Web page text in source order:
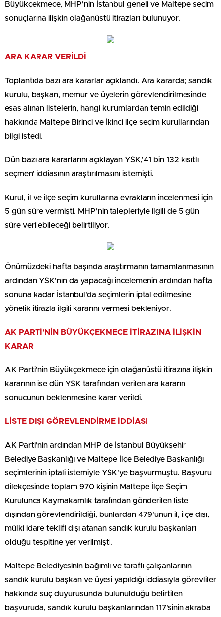
Büyükçekmece, MHP'nin İstanbul geneli ve Maltepe seçim
sonuçlarına ilişkin olağanüstü itirazları bulunuyor.
ARA KARAR VERİLDİ
Toplantıda bazı ara kararlar açıklandı. Ara kararda; sandık
kurulu, başkan, memur ve üyelerin görevlendirilmesinde
esas alınan listelerin, hangi kurumlardan temin edildiği
hakkında Maltepe Birinci ve İkinci ilçe seçim kurullarından
bilgi istedi.
Dün bazı ara kararlarını açıklayan YSK,'41 bin 132 kısıtlı
seçmen' iddiasının araştırılmasını istemişti.
Kurul, il ve ilçe seçim kurullarına evrakların incelenmesi için
5 gün süre vermişti. MHP'nin talepleriyle ilgili de 5 gün
süre verilebileceği belirtiliyor.
Önümüzdeki hafta başında araştırmanın tamamlanmasının
ardından YSK'nın da yapacağı incelemenin ardından hafta
sonuna kadar İstanbul'da seçimlerin iptal edilmesine
yönelik itirazla ilgili kararını vermesi bekleniyor.
AK PARTİ'NİN BÜYÜKÇEKMECE İTİRAZINA İLİŞKİN
KARAR
AK Parti'nin Büyükçekmece için olağanüstü itirazına ilişkin
kararının ise dün YSK tarafından verilen ara kararın
sonucunun beklenmesine karar verildi.
LİSTE DIŞI GÖREVLENDİRME İDDİASI
AK Parti'nin ardından MHP de İstanbul Büyükşehir
Belediye Başkanlığı ve Maltepe İlçe Belediye Başkanlığı
seçimlerinin iptali istemiyle YSK'ye başvurmuştu. Başvuru
dilekçesinde toplam 970 kişinin Maltepe İlçe Seçim
Kurulunca Kaymakamlık tarafından gönderilen liste
dışından görevlendirildiği, bunlardan 479'unun il, ilçe dışı,
mülki idare teklifi dışı atanan sandık kurulu başkanları
olduğu tespitine yer verilmişti.
Maltepe Belediyesinin bağımlı ve taraflı çalışanlarının
sandık kurulu başkan ve üyesi yapıldığı iddiasıyla görevliler
hakkında suç duyurusunda bulunulduğu belirtilen
başvuruda, sandık kurulu başkanlarından 117'sinin akraba